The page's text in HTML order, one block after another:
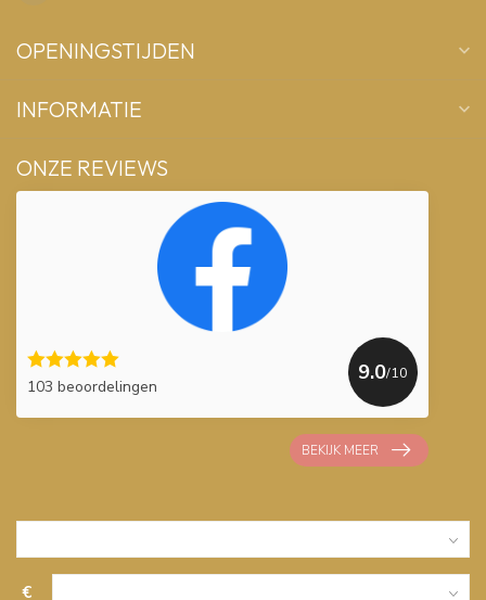
OPENINGSTIJDEN
INFORMATIE
ONZE REVIEWS
103 beoordelingen
9.0/10
BEKIJK MEER
€